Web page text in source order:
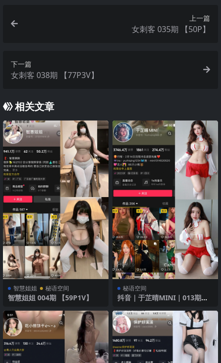
上一篇
女刺客 035期 【50P】
下一篇
女刺客 038期 【77P3V】
相关文章
智慧姐姐 秘语空间
智慧姐姐 004期 【59P1V】
秘语空间
抖音｜于芷晴MINI｜013期｜